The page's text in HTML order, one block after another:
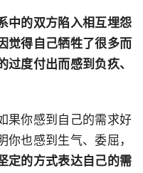
中的双方陷入相互埋怨
觉得自己牺牲了很多而
度付出而感到负疚、
果你感到自己的需求好
也感到生气、委屈，
定的方式表达自己的需